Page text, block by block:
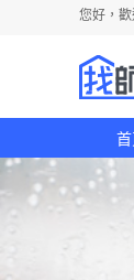
您好，歡